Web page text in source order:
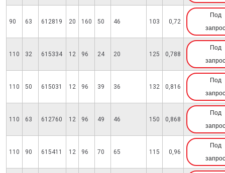
90 63 612819 20 160 50 46 103 0,72
Под
запрос
110 32 615334 12 96 24 20 125 0,788
Под
запрос
110 50 615031 12 96 39 36 132 0,816
Под
запрос
110 63 612760 12 96 49 46 150 0,868
Под
запрос
110 90 615411 12 96 70 65 115 0,96
Под
запрос